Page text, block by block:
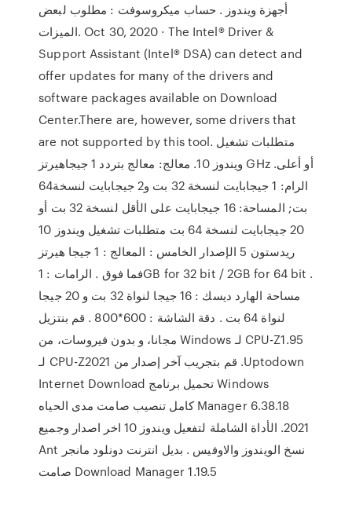
أجهزة ويندوز . حساب ميكروسوفت : مطلوب لبعض
الميزات. Oct 30, 2020 · The Intel® Driver &
Support Assistant (Intel® DSA) can detect and
offer updates for many of the drivers and
software packages available on Download
Center.There are, however, some drivers that
are not supported by this tool. متطلبات تشغيل
ويندوز 10. معالج: معالج بتردد 1 جيجاهيرتز GHz أو أعلى.
الرام: 1 جيجابايت لنسخة 32 بت و2 جيجابايت لنسخة64
بت; المساحة: 16 جيجابايت على الأقل لنسخة 32 بت أو
20 جيجابايت لنسخة 64 بت متطلبات تشغيل ويندوز 10
ريدستون 5 الإصدار الخامس : المعالج : 1 جيجا هيرتز
فما فوق . الرامات : 1GB for 32 bit / 2GB for 64 bit .
مساحة الهارد ديسك : 16 جيجا لنواة 32 بت و 20 جيجا
لنواة 64 بت . دقة الشاشة : 600*800 . ‫قم بنتزيل
CPU-Z1.95 لـ Windows مجانا، و بدون فيروسات، من
Uptodown. قم بتجريب آخر إصدار من CPU-Z2021 لـ
Windows تحميل برنامج Internet Download
Manager 6.38.18 كامل تنصيب صامت مدى الحياه
2021. الأداة الشاملة لتفعيل ويندوز 10 اخر اصدار وجميع
نسخ الويندوز والاوفيس . بديل انترنت دونلود مانجر Ant
Download Manager 1.19.5 صامت